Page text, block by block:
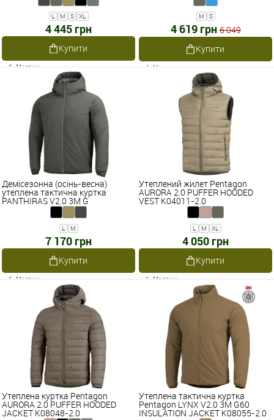
L M S XL
4 445 грн
Купити
Наявне
M S
4 619 грн 6 049
Купити
Наявне
Демісезонна (осінь-весна)
утеплена тактична куртка
PANTHIRAS V2.0 3M G
INSULATION K08032-2.0
L M
7 170 грн
Купити
Наявне
Утеплений жилет Pentagon
AURORA 2.0 PUFFER HOODED
VEST K04011-2.0
L M XL
4 050 грн
Купити
Наявне
Утеплена куртка Pentagon
AURORA 2.0 PUFFER HOODED
JACKET K08048-2.0
Утеплена тактична куртка
Pentagon LYNX V2.0 3M G60
INSULATION JACKET K08055-2.0